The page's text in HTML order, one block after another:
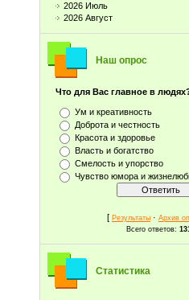
2026 Июль
2026 Август
Наш опрос
Что для Вас главное в
Ум и креативность
Доброта и честность
Красота и здоровье
Власть и богатство
Смелость и упорство
Чувство юмора и
[ Результаты · Архив
Всего ответов:
Статистика